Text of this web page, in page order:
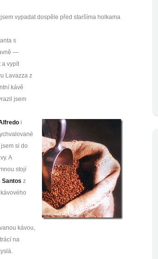
vypadat dospěle před staršíma holkama
s
—
a vypít
Lavazza z
kávě
jsem
i
si do
A
stojí
Santos z
kávou,
na